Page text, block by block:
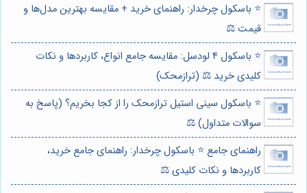
⭐️ باسکول چرخدار: راهنمای خرید + مقایسه بهترین مدل‌ها و
قیمت ⚖️
⭐️ باسکول 4 لودسل: مقایسه جامع انواع، کاربردها و نکات
کلیدی خرید ⚖️ (ترازمحک)
⭐️ باسکول سینی استیل ترازمحک را از کجا بخریم؟ (پاسخ به
سوالات متداول) ⚖️
راهنمای جامع ⭐️ باسکول چرخدار: راهنمای جامع خرید،
کاربردها و نکات کلیدی ⚖️